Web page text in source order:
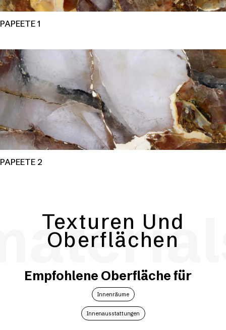
PAPEETE 1
PAPEETE 2
Texturen Und
Oberflächen
Empfohlene Oberfläche für
Innenräume
Innenausstattungen